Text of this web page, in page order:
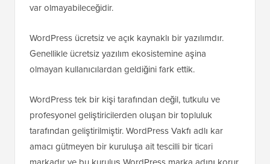
var olmayabileceğidir.
WordPress ücretsiz ve açık kaynaklı bir yazılımdır.
Genellikle ücretsiz yazılım ekosistemine aşina
olmayan kullanıcılardan geldiğini fark ettik.
WordPress tek bir kişi tarafından değil, tutkulu ve
profesyonel geliştiricilerden oluşan bir topluluk
tarafından geliştirilmiştir. WordPress Vakfı adlı kar
amacı gütmeyen bir kuruluşa ait tescilli bir ticari